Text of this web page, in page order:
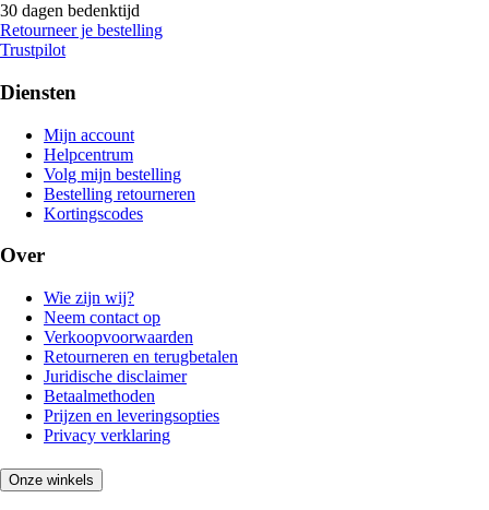
30 dagen bedenktijd
Retourneer je bestelling
Trustpilot
Diensten
Mijn account
Helpcentrum
Volg mijn bestelling
Bestelling retourneren
Kortingscodes
Over
Wie zijn wij?
Neem contact op
Verkoopvoorwaarden
Retourneren en terugbetalen
Juridische disclaimer
Betaalmethoden
Prijzen en leveringsopties
Privacy verklaring
Onze winkels